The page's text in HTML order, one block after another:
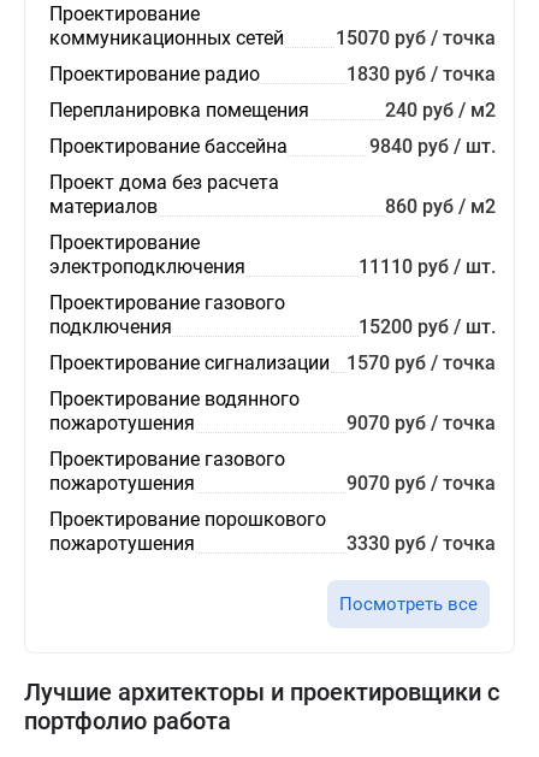
Проектирование
коммуникационных сетей
15070 руб / точка
Проектирование радио
1830 руб / точка
Перепланировка помещения
240 руб / м2
Проектирование бассейна
9840 руб / шт.
Проект дома без расчета
материалов
860 руб / м2
Проектирование
электроподключения
11110 руб / шт.
Проектирование газового
подключения
15200 руб / шт.
Проектирование сигнализации
1570 руб / точка
Проектирование водянного
пожаротушения
9070 руб / точка
Проектирование газового
пожаротушения
9070 руб / точка
Проектирование порошкового
пожаротушения
3330 руб / точка
Посмотреть все
Лучшие архитекторы и проектировщики с
портфолио работа